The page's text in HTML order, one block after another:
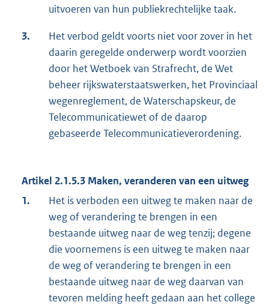
uitvoeren van hun publiekrechtelijke taak.
3.
Het verbod geldt voorts niet voor zover in het
daarin geregelde onderwerp wordt voorzien
door het Wetboek van Strafrecht, de Wet
beheer rijkswaterstaatswerken, het Provinciaal
wegenreglement, de Waterschapskeur, de
Telecommunicatiewet of de daarop
gebaseerde Telecommunicatieverordening.
Artikel 2.1.5.3 Maken, veranderen van een uitweg
1.
Het is verboden een uitweg te maken naar de
weg of verandering te brengen in een
bestaande uitweg naar de weg tenzij; degene
die voornemens is een uitweg te maken naar
de weg of verandering te brengen in een
bestaande uitweg naar de weg daarvan van
tevoren melding heeft gedaan aan het college